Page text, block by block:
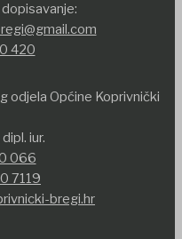
420
odjela Općine Koprivnički
iur.
066
7119
bregi.hr